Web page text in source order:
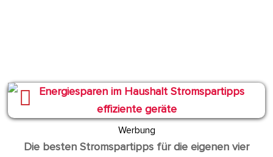
Werbung
Die besten Stromspartipps für die eigenen vier